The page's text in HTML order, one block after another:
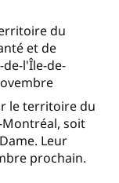
du
et de
de-l'Île-de-
le territoire du
Montréal, soit
Leur
prochain.